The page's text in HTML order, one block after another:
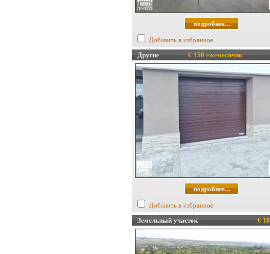
подробнее...
Добавить в избранное
Другие € 150 ежемесячно
подробнее...
Добавить в избранное
Земельный участок €